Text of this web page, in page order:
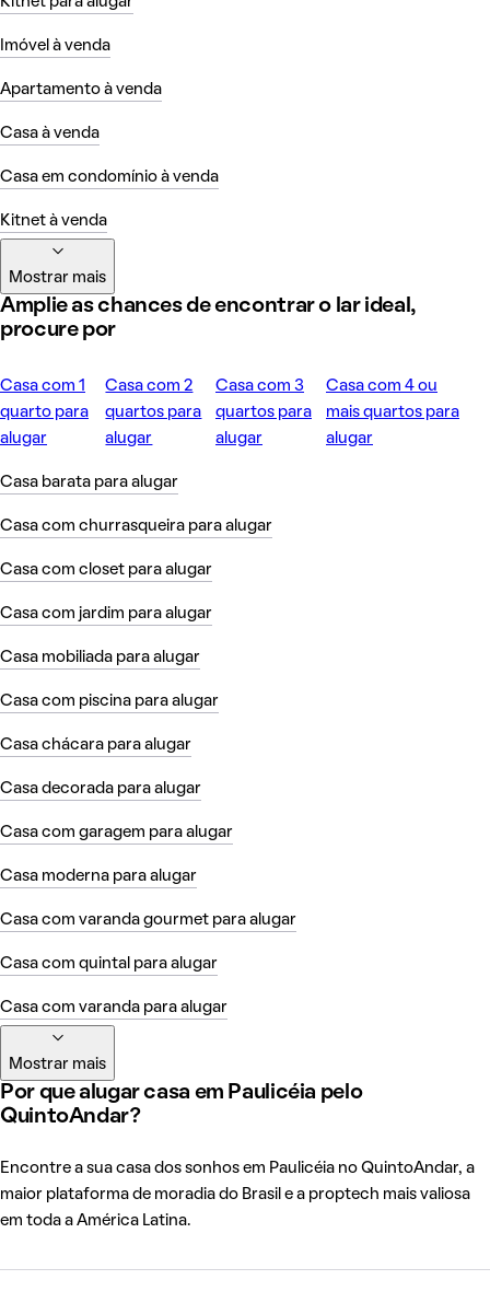
Imóvel à venda
Apartamento à venda
Casa à venda
Casa em condomínio à venda
Kitnet à venda
Mostrar mais
Amplie as chances de encontrar o lar ideal,
procure por
Casa com 1
quarto para
alugar
Casa com 2
quartos para
alugar
Casa com 3
quartos para
alugar
Casa com 4 ou
mais quartos para
alugar
Casa barata para alugar
Casa com churrasqueira para alugar
Casa com closet para alugar
Casa com jardim para alugar
Casa mobiliada para alugar
Casa com piscina para alugar
Casa chácara para alugar
Casa decorada para alugar
Casa com garagem para alugar
Casa moderna para alugar
Casa com varanda gourmet para alugar
Casa com quintal para alugar
Casa com varanda para alugar
Mostrar mais
Por que alugar casa em Paulicéia pelo
QuintoAndar?
Encontre a sua casa dos sonhos em Paulicéia no QuintoAndar, a
maior plataforma de moradia do Brasil e a proptech mais valiosa
em toda a América Latina.